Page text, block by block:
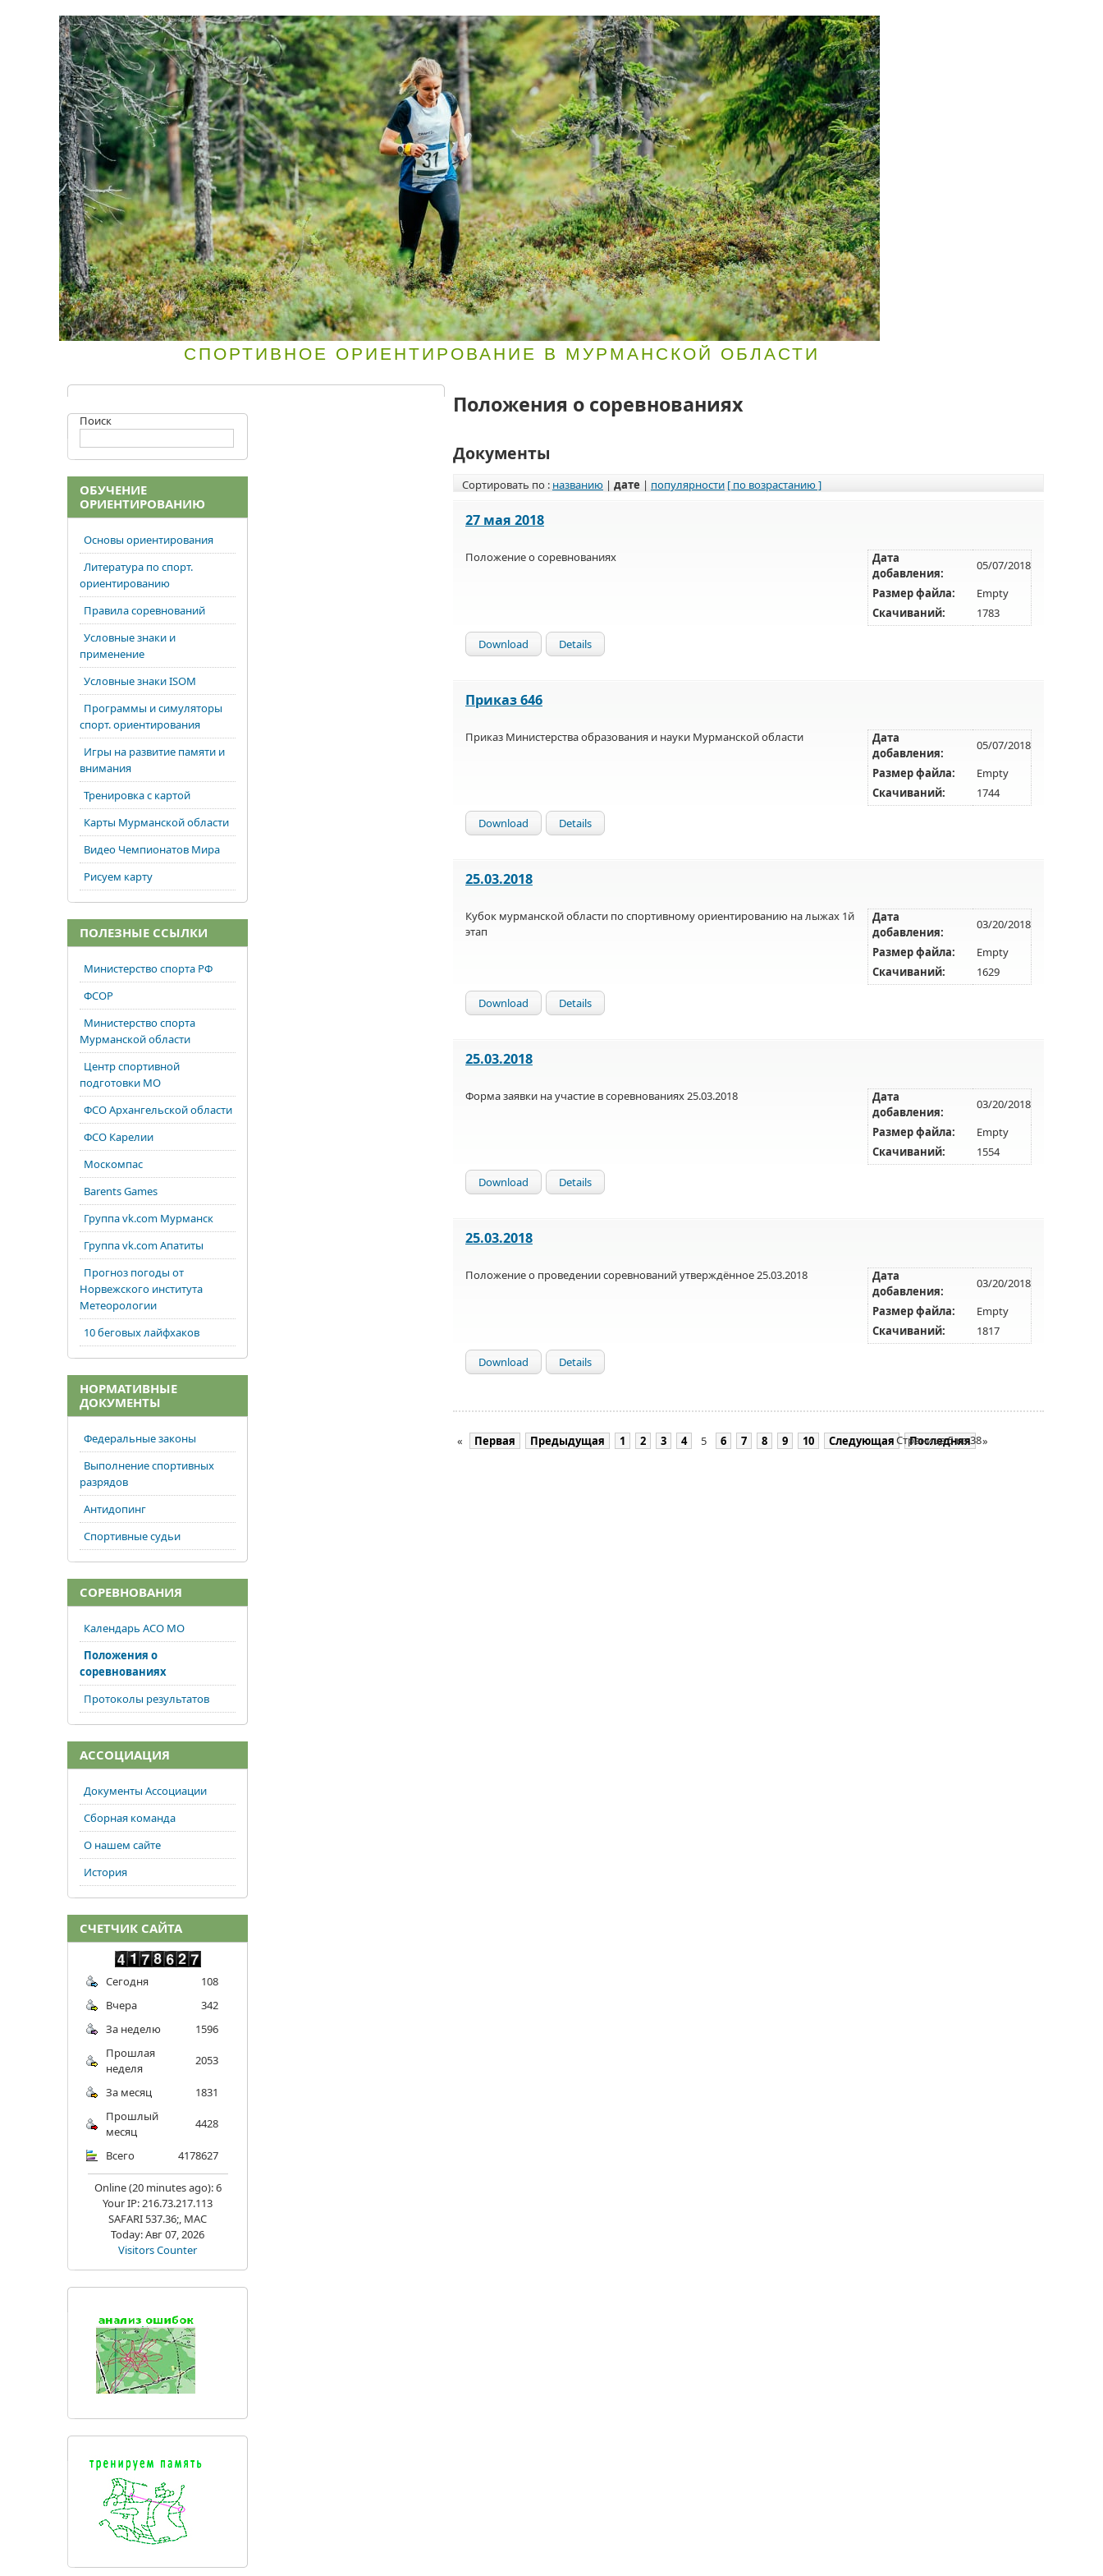
СПОРТИВНОЕ ОРИЕНТИРОВАНИЕ В МУРМАНСКОЙ ОБЛАСТИ
Положения о соревнованиях
Документы
Сортировать по : названию | дате | популярности [ по возрастанию ]
27 мая 2018
Дата
добавления:
05/07/2018
Размер файла:
Empty
Скачиваний:
1783
Положение о соревнованиях
Download Details
Приказ 646
Дата
добавления:
05/07/2018
Размер файла:
Empty
Скачиваний:
1744
Приказ Министерства образования и науки Мурманской области
Download Details
25.03.2018
Дата
добавления:
03/20/2018
Размер файла:
Empty
Скачиваний:
1629
Кубок мурманской области по спортивному ориентированию на лыжах 1й
этап
Download Details
25.03.2018
Дата
добавления:
03/20/2018
Размер файла:
Empty
Скачиваний:
1554
Форма заявки на участие в соревнованиях 25.03.2018
Download Details
25.03.2018
Дата
добавления:
03/20/2018
Размер файла:
Empty
Скачиваний:
1817
Положение о проведении соревнований утверждённое 25.03.2018
Download Details
« Первая Предыдущая 1 2 3 4 5 6 7 8 9 10 Следующая Последняя »
Страница 5 из 38
Поиск
ОБУЧЕНИЕ
ОРИЕНТИРОВАНИЮ
Основы ориентирования
Литература по спорт.
ориентированию
Правила соревнований
Условные знаки и
применение
Условные знаки ISOM
Программы и симуляторы
спорт. ориентирования
Игры на развитие памяти и
внимания
Тренировка с картой
Карты Мурманской области
Видео Чемпионатов Мира
Рисуем карту
ПОЛЕЗНЫЕ ССЫЛКИ
Министерство спорта РФ
ФСОР
Министерство спорта
Мурманской области
Центр спортивной
подготовки МО
ФСО Архангельской области
ФСО Карелии
Москомпас
Barents Games
Группа vk.com Мурманск
Группа vk.com Апатиты
Прогноз погоды от
Норвежского института
Метеорологии
10 беговых лайфхаков
НОРМАТИВНЫЕ
ДОКУМЕНТЫ
Федеральные законы
Выполнение спортивных
разрядов
Антидопинг
Спортивные судьи
СОРЕВНОВАНИЯ
Календарь АСО МО
Положения о
соревнованиях
Протоколы результатов
АССОЦИАЦИЯ
Документы Ассоциации
Сборная команда
О нашем сайте
История
СЧЕТЧИК САЙТА
Сегодня
108
Вчера
342
За неделю
1596
Прошлая
неделя
2053
За месяц
1831
Прошлый
месяц
4428
Всего 4178627
Online (20 minutes ago): 6
Your IP: 216.73.217.113
SAFARI 537.36;, MAC
Today: Авг 07, 2026
Visitors Counter